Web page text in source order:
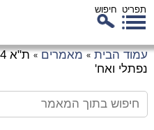
תפריט חיפוש
עמוד הבית » מאמרים »
נפתלי ואח'